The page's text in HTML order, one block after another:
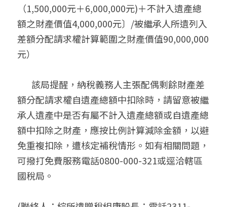
（1,500,000元＋6,000,000元)＋不計入遺產總
額之財產價值4,000,000元〕/被繼承人所遺列入
差額分配請求權計算範圍之財產價值90,000,000
元）
額分配請求權自遺產總額中扣除時，請留意被繼
承人遺產中是否有屬不計入遺產總額或自遺產總
額中扣除之財產，應按比例計算減除金額，以避
免重複扣除，遭核定補稅情形。如有相關問題，
可撥打免費服務電話0800-000-321或逕洽轄區
國稅局。